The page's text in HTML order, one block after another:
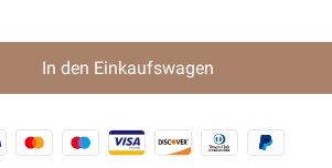
In den Einkaufswagen